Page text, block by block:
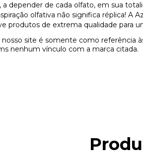
depender de cada olfato, em sua
olfativa não significa réplica! A
produtos de extrema qualidade para
site é somente como referência
nenhum vínculo com a marca citada.